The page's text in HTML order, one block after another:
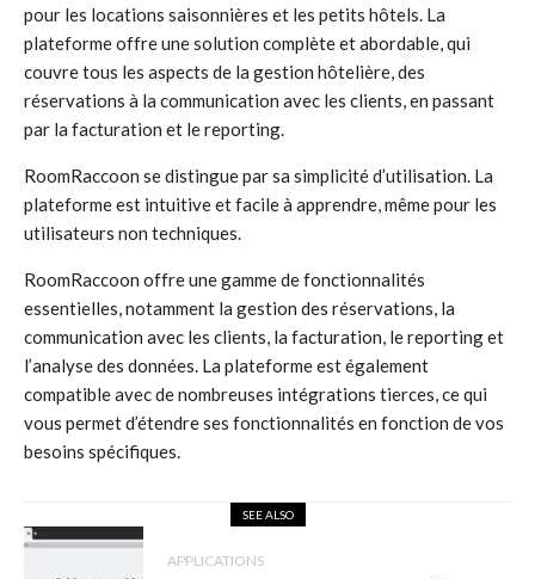
pour les locations saisonnières et les petits hôtels. La
plateforme offre une solution complète et abordable, qui
couvre tous les aspects de la gestion hôtelière, des
réservations à la communication avec les clients, en passant
par la facturation et le reporting.
RoomRaccoon se distingue par sa simplicité d’utilisation. La
plateforme est intuitive et facile à apprendre, même pour les
utilisateurs non techniques.
RoomRaccoon offre une gamme de fonctionnalités
essentielles, notamment la gestion des réservations, la
communication avec les clients, la facturation, le reporting et
l’analyse des données. La plateforme est également
compatible avec de nombreuses intégrations tierces, ce qui
vous permet d’étendre ses fonctionnalités en fonction de vos
besoins spécifiques.
SEE ALSO
APPLICATIONS